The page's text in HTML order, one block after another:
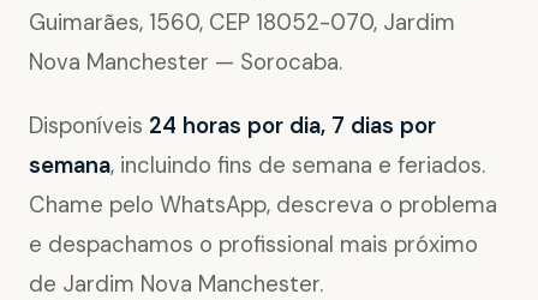
Guimarães, 1560, CEP 18052-070, Jardim
Nova Manchester — Sorocaba.
Disponíveis 24 horas por dia, 7 dias por
semana, incluindo fins de semana e feriados.
Chame pelo WhatsApp, descreva o problema
e despachamos o profissional mais próximo
de Jardim Nova Manchester.